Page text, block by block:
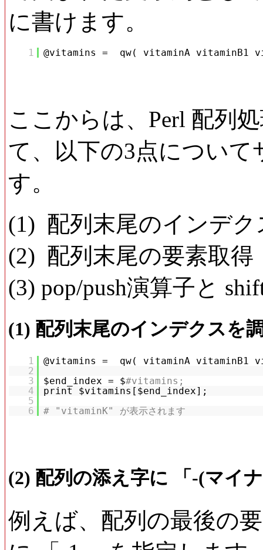
に書けます。
1 @vitamins = qw( vitaminA vitaminB1
ここからは、Perl 配列
て、以下の3点につい
す。
(1) 配列末尾のインデク
(2) 配列末尾の要素取得
(3) pop/push演算子と
(1) 配列末尾のインデクスを
1
@vitamins = qw( vitaminA vitaminB1
2
3
$end_index = $#vitamins;
4
print $vitamins[$end_index];
5
6
# "vitaminK" が表示されます
(2) 配列の添え字に 「-(マイ
例えば、配列の最後の